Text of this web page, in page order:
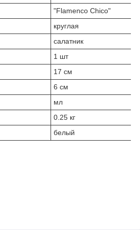
"Flamenco Chico"
круглая
салатник
1 шт
17 см
6 см
мл
0.25 кг
белый